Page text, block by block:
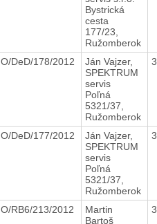
Bystrická
cesta
177/23,
Ružomberok
O/DeD/178/2012
Ján Vajzer,
SPEKTRUM
servis
Poľná
5321/37,
Ružomberok
O/DeD/177/2012
Ján Vajzer,
SPEKTRUM
servis
Poľná
5321/37,
Ružomberok
O/RB6/213/2012
Martin
Bartoš